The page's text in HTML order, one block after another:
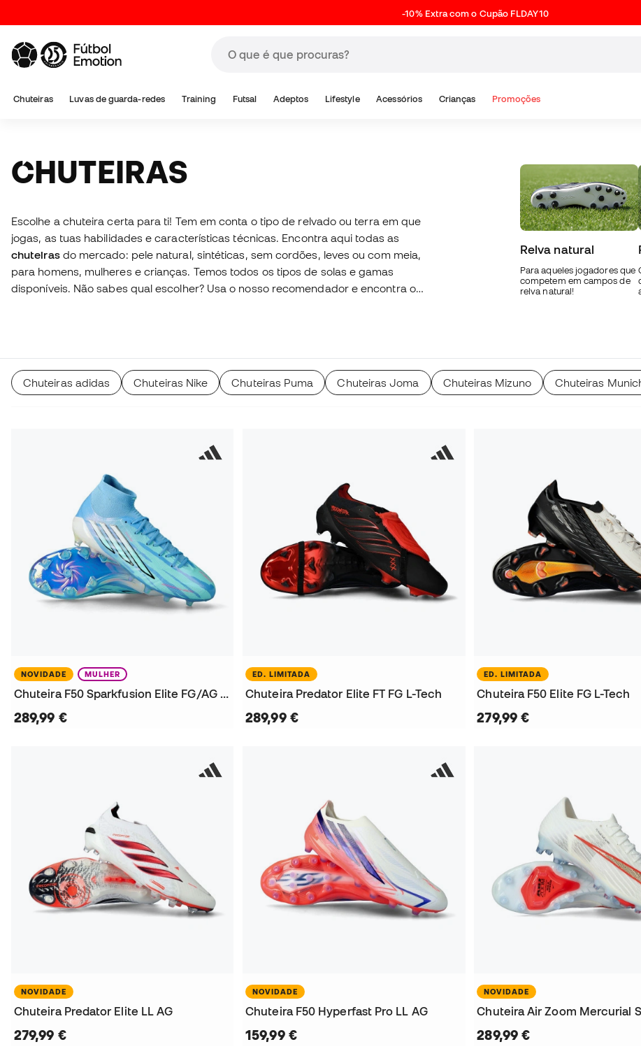
-10% Extra com o Cupão FLDAY10
Chuteiras Luvas de guarda-redes Training Futsal Adeptos Lifestyle Acessórios Crianças Promoções
CHUTEIRAS
Escolhe a chuteira certa para ti! Tem em conta o tipo de relvado ou terra em que
jogas, as tuas habilidades e características técnicas. Encontra aqui todas as
chuteirasdo mercado: pele natural, sintéticas, sem cordões, leves ou com meia,
para homens, mulheres e crianças. Temos todos os tipos de solas e gamas
disponíveis. Não sabes qual escolher? Usa o nosso recomendador e encontra o
Relva natural
Para aqueles jogadores que
competem em campos de
relva natural!
Chuteiras adidas Chuteiras Nike Chuteiras Puma Chuteiras Joma Chuteiras Mizuno Chuteiras
NOVIDADE MULHER
Chuteira F50 Sparkfusion Elite FG/AG Mulher
289,99 €
ED. LIMITADA
Chuteira Predator Elite FT FG L-Tech
289,99 €
ED. LIMITADA
Chuteira F50 Elite FG L-Tech
279,99 €
NOVIDADE
Chuteira Predator Elite LL AG
279,99 €
NOVIDADE
Chuteira F50 Hyperfast Pro LL AG
159,99 €
NOVIDADE
289,99 €